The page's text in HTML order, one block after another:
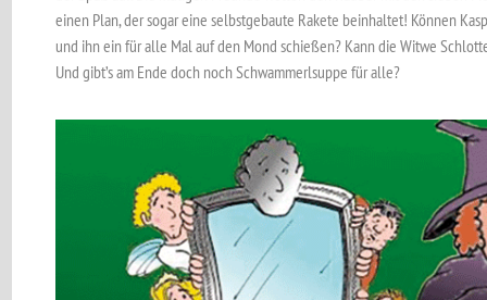
­einen Plan, der sogar eine selbst­gebaute Rakete beinhaltet! Können
und ihn ein für alle Mal auf den Mond schießen? Kann die Witwe
Und gibt’s am Ende doch noch Schwammerlsuppe für alle?